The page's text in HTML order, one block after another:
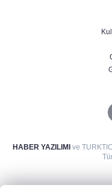
HABER YAZILIMIve